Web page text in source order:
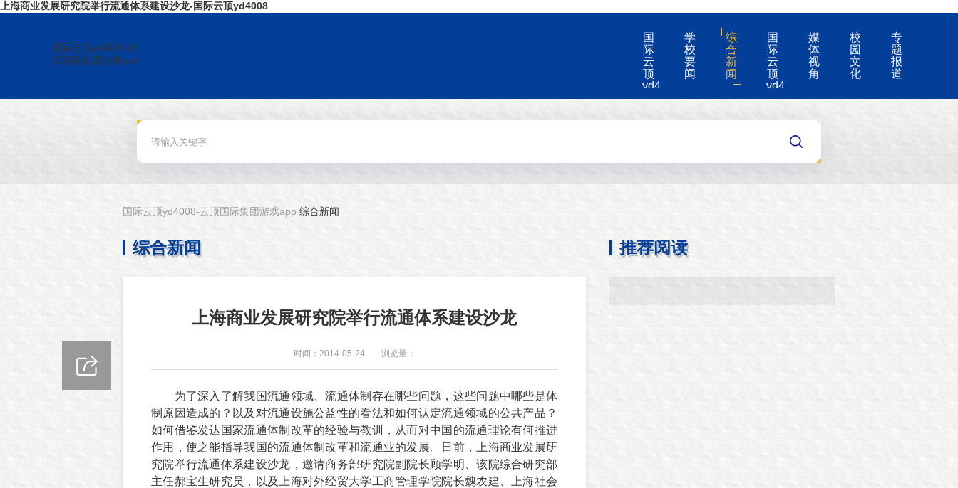
上海商业发展研究院举行流通体系建设沙龙-国际云顶yd4008
国际云顶yd4008-云
顶国际集团游戏app
国
际
云
顶
yd4008-
云
国
戏
学
校
要
闻
综
合
新
闻
国
际
云
顶
yd4008
的
告
媒
体
视
角
校
园
文
化
专
题
报
道
国际云顶yd4008-云顶国际集团游戏app 综合新闻
综合新闻
上海商业发展研究院举行流通体系建设沙龙
时间：2014-05-24 浏览量：
为了深入了解我国流通领域、流通体制存在哪些问题，这些问题中哪些是体
制原因造成的？以及对流通设施公益性的看法和如何认定流通领域的公共产品？
如何借鉴发达国家流通体制改革的经验与教训，从而对中国的流通理论有何推进
作用，使之能指导我国的流通体制改革和流通业的发展。日前，上海商业发展研
究院举行流通体系建设沙龙，邀请商务部研究院副院长顾学明、该院综合研究部
主任郝宝生研究员，以及上海对外经贸大学工商管理学院院长魏农建、上海社会
推荐阅读